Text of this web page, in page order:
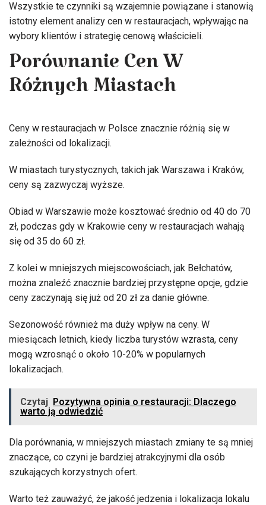
Wszystkie te czynniki są wzajemnie powiązane i stanowią
istotny element analizy cen w restauracjach, wpływając na
wybory klientów i strategię cenową właścicieli.
Porównanie Cen W
Różnych Miastach
Ceny w restauracjach w Polsce znacznie różnią się w
zależności od lokalizacji.
W miastach turystycznych, takich jak Warszawa i Kraków,
ceny są zazwyczaj wyższe.
Obiad w Warszawie może kosztować średnio od 40 do 70
zł, podczas gdy w Krakowie ceny w restauracjach wahają
się od 35 do 60 zł.
Z kolei w mniejszych miejscowościach, jak Bełchatów,
można znaleźć znacznie bardziej przystępne opcje, gdzie
ceny zaczynają się już od 20 zł za danie główne.
Sezonowość również ma duży wpływ na ceny. W
miesiącach letnich, kiedy liczba turystów wzrasta, ceny
mogą wzrosnąć o około 10-20% w popularnych
lokalizacjach.
Czytaj Pozytywna opinia o restauracji: Dlaczego
warto ją odwiedzić
Dla porównania, w mniejszych miastach zmiany te są mniej
znaczące, co czyni je bardziej atrakcyjnymi dla osób
szukających korzystnych ofert.
Warto też zauważyć, że jakość jedzenia i lokalizacja lokalu